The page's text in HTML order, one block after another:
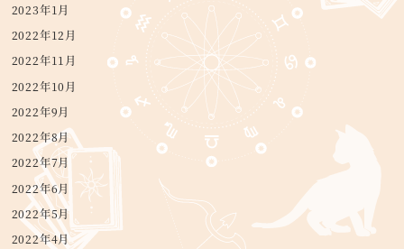
2023年1月
2022年12月
2022年11月
2022年10月
2022年9月
2022年8月
2022年7月
2022年6月
2022年5月
2022年4月